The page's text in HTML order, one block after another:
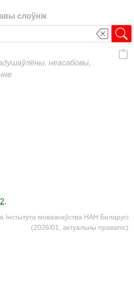
слоўнік
неасабовы,
.
Інстытута мовазнаўства НАН Беларусі
(2026/01, актуальны правапіс)